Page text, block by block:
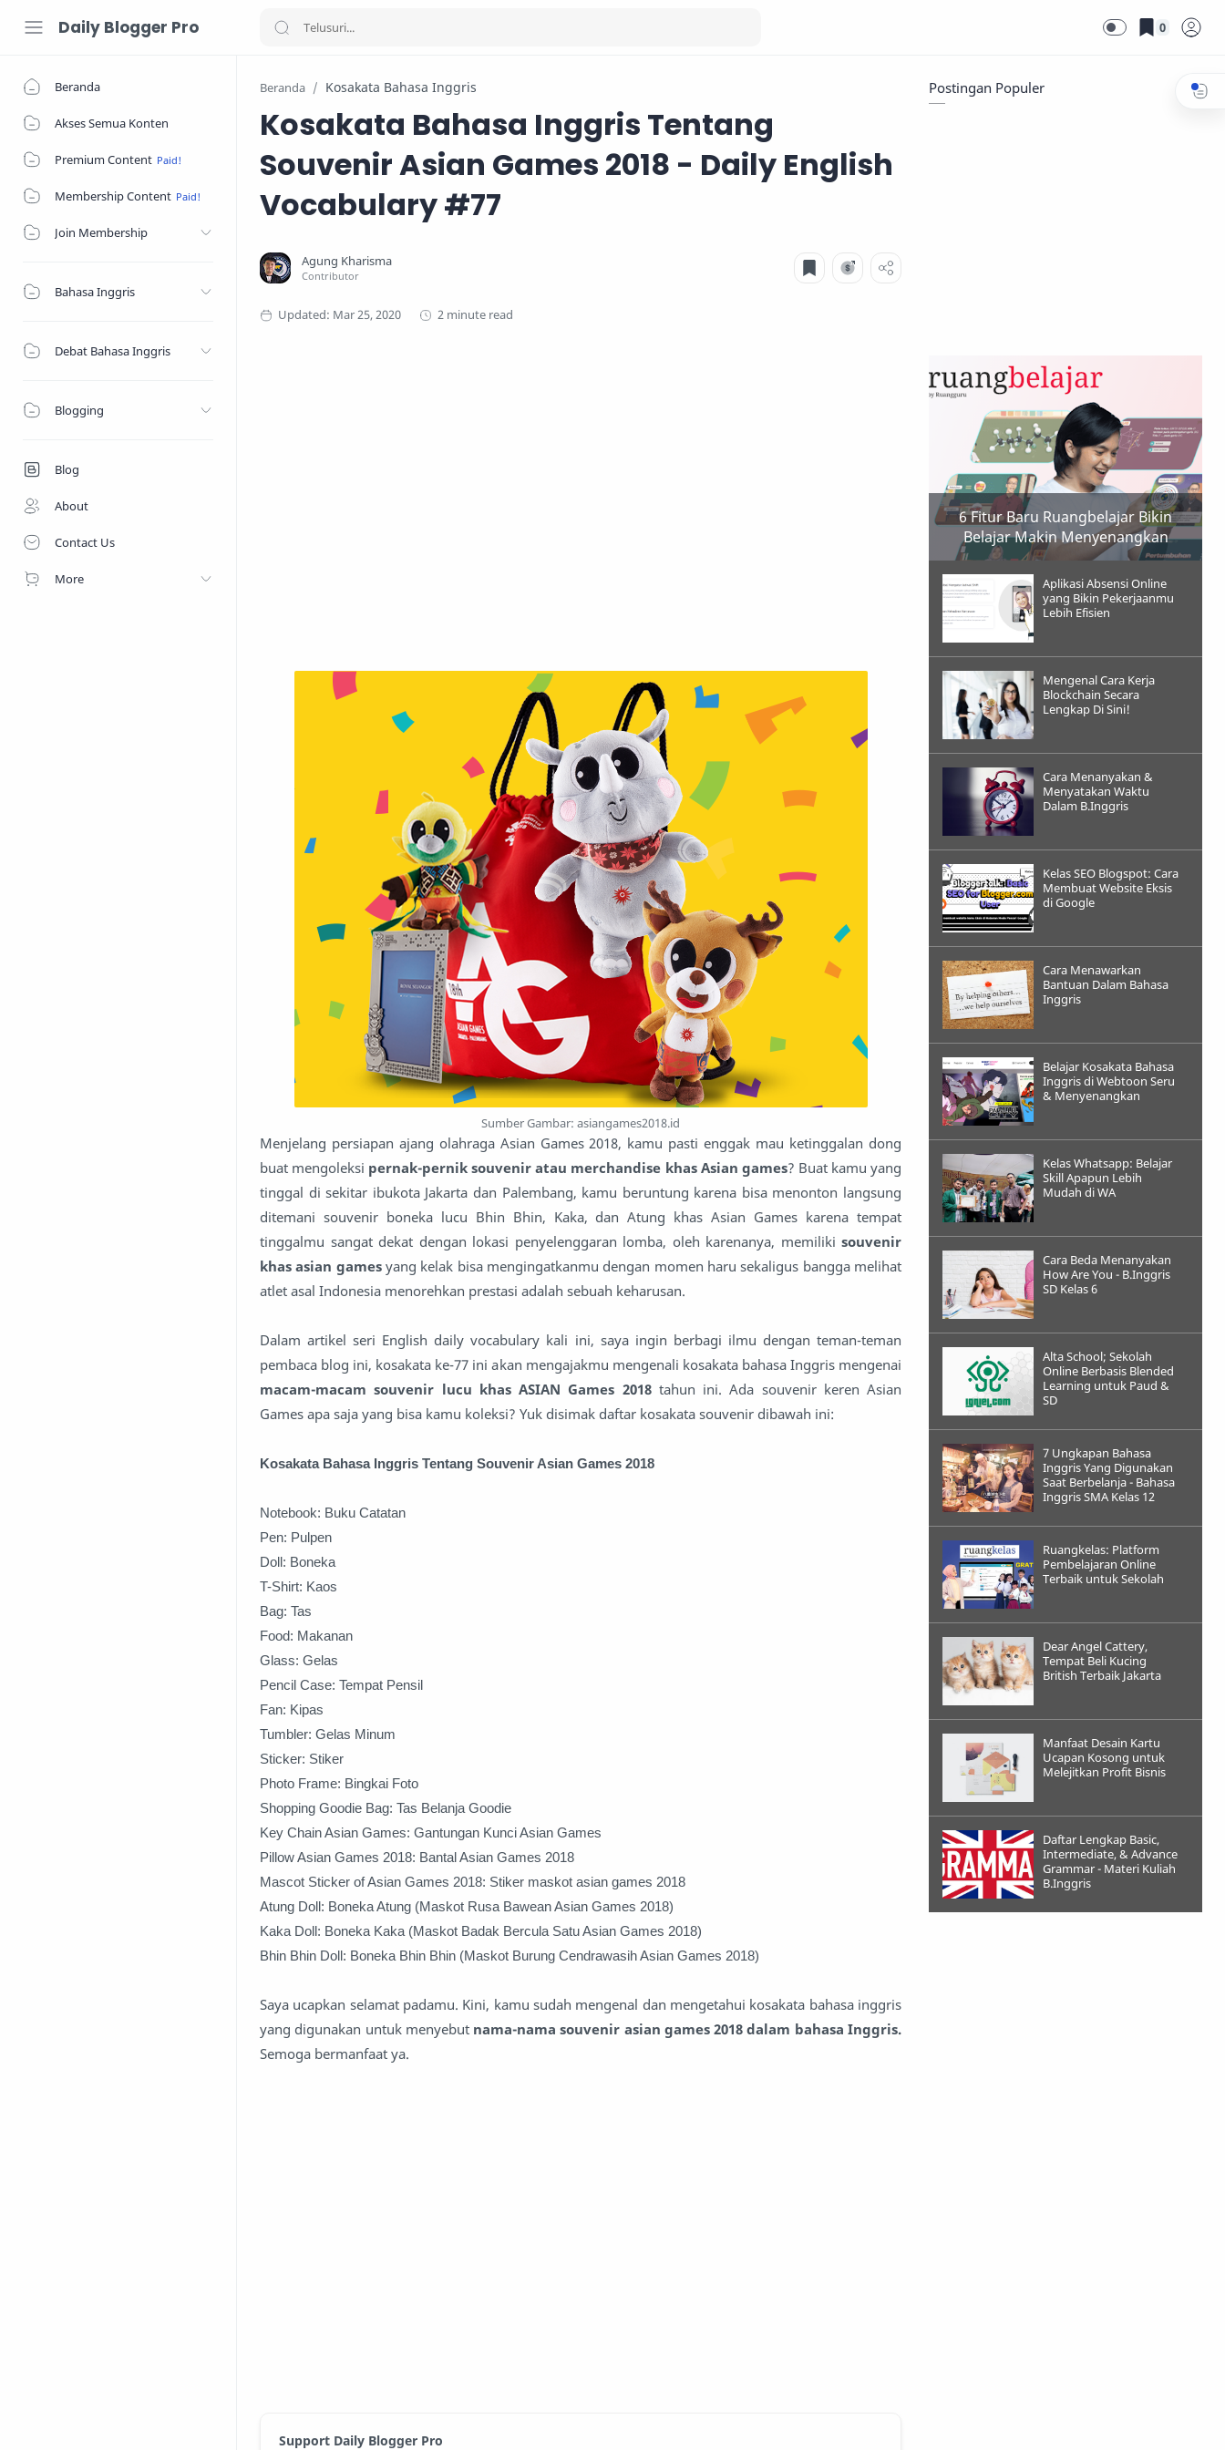
Daily Blogger Pro 0
Beranda
Akses Semua Konten
Premium Content
Membership Content
Join Membership
Bahasa Inggris
Debat Bahasa Inggris
Blogging
Blog
About
Contact Us
More
Beranda Kosakata Bahasa Inggris
Kosakata Bahasa Inggris Tentang
Souvenir Asian Games 2018 - Daily English
Vocabulary #77
2 minute read
Sumber Gambar: asiangames2018.id
Menjelang persiapan ajang olahraga Asian Games 2018, kamu pasti enggak mau ketinggalan dong
buat mengoleksi pernak-pernik souvenir atau merchandise khas Asian games? Buat kamu yang
tinggal di sekitar ibukota Jakarta dan Palembang, kamu beruntung karena bisa menonton langsung
ditemani souvenir boneka lucu Bhin Bhin, Kaka, dan Atung khas Asian Games karena tempat
tinggalmu sangat dekat dengan lokasi penyelenggaran lomba, oleh karenanya, memiliki souvenir
khas asian gamesyang kelak bisa mengingatkanmu dengan momen haru sekaligus bangga melihat
atlet asal Indonesia menorehkan prestasi adalah sebuah keharusan.
Dalam artikel seri English daily vocabulary kali ini, saya ingin berbagi ilmu dengan teman-teman
pembaca blog ini, kosakata ke-77 ini akan mengajakmu mengenali kosakata bahasa Inggris mengenai
macam-macam souvenir lucu khas ASIAN Games 2018tahun ini. Ada souvenir keren Asian
Games apa saja yang bisa kamu koleksi? Yuk disimak daftar kosakata souvenir dibawah ini:
Kosakata Bahasa Inggris Tentang Souvenir Asian Games 2018
Notebook: Buku Catatan
Pen: Pulpen
Doll: Boneka
T-Shirt: Kaos
Bag: Tas
Food: Makanan
Glass: Gelas
Pencil Case: Tempat Pensil
Fan: Kipas
Tumbler: Gelas Minum
Sticker: Stiker
Photo Frame: Bingkai Foto
Shopping Goodie Bag: Tas Belanja Goodie
Key Chain Asian Games: Gantungan Kunci Asian Games
Pillow Asian Games 2018: Bantal Asian Games 2018
Mascot Sticker of Asian Games 2018: Stiker maskot asian games 2018
Atung Doll: Boneka Atung (Maskot Rusa Bawean Asian Games 2018)
Kaka Doll: Boneka Kaka (Maskot Badak Bercula Satu Asian Games 2018)
Bhin Bhin Doll: Boneka Bhin Bhin (Maskot Burung Cendrawasih Asian Games 2018)
Saya ucapkan selamat padamu. Kini, kamu sudah mengenal dan mengetahui kosakata bahasa inggris
yang digunakan untuk menyebut nama-nama souvenir asian games 2018 dalam bahasa Inggris.
Semoga bermanfaat ya.
Support Daily Blogger Pro
Postingan Populer
6 Fitur Baru Ruangbelajar Bikin
Belajar Makin Menyenangkan
Aplikasi Absensi Online
yang Bikin Pekerjaanmu
Lebih Efisien
Mengenal Cara Kerja
Blockchain Secara
Lengkap Di Sini!
Cara Menanyakan &
Menyatakan Waktu
Dalam B.Inggris
Kelas SEO Blogspot: Cara
Membuat Website Eksis
di Google
Cara Menawarkan
Bantuan Dalam Bahasa
Inggris
Belajar Kosakata Bahasa
Inggris di Webtoon Seru
& Menyenangkan
Kelas Whatsapp: Belajar
Skill Apapun Lebih
Mudah di WA
Cara Beda Menanyakan
How Are You - B.Inggris
SD Kelas 6
Alta School; Sekolah
Online Berbasis Blended
Learning untuk Paud &
SD
7 Ungkapan Bahasa
Inggris Yang Digunakan
Saat Berbelanja - Bahasa
Inggris SMA Kelas 12
Ruangkelas: Platform
Pembelajaran Online
Terbaik untuk Sekolah
Dear Angel Cattery,
Tempat Beli Kucing
British Terbaik Jakarta
Manfaat Desain Kartu
Ucapan Kosong untuk
Melejitkan Profit Bisnis
Daftar Lengkap Basic,
Intermediate, & Advance
Grammar - Materi Kuliah
B.Inggris